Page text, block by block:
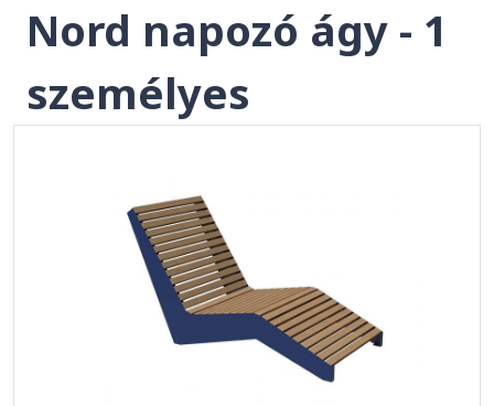
Nord napozó ágy - 1
személyes